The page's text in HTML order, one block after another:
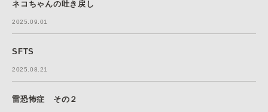
ネコちゃんの吐き戻し
2025.09.01
SFTS
2025.08.21
雷恐怖症 その２